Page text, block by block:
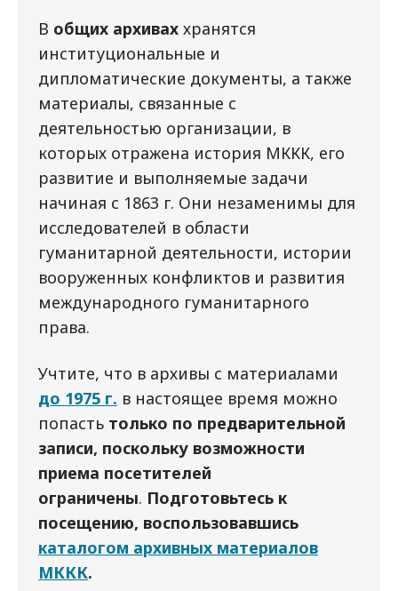
В общих архивах хранятся
институциональные и
дипломатические документы, а также
материалы, связанные с
деятельностью организации, в
которых отражена история МККК, его
развитие и выполняемые задачи
начиная с 1863 г. Они незаменимы для
исследователей в области
гуманитарной деятельности, истории
вооруженных конфликтов и развития
международного гуманитарного
права.
Учтите, что в архивы с материалами
до 1975 г. в настоящее время можно
попасть только по предварительной
записи, поскольку возможности
приема посетителей
ограничены. Подготовьтесь к
посещению, воспользовавшись
каталогом архивных материалов
МККК.